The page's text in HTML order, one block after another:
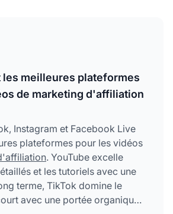
les meilleures plateformes
de marketing d'affiliation
Instagram et Facebook Live
plateformes pour les vidéos
. YouTube excelle
et les tutoriels avec une
terme, TikTok domine le
avec une portée organique